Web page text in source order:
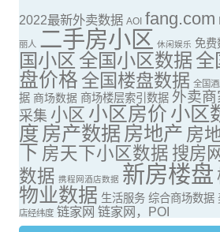
2022最新外卖数据 AOI fang.com
丽人 二手房小区 休闲娱乐 免费
国小区 全国小区数据全
盘价格 全国楼盘数据 全国
据 商场数据 商场楼层索引数据 外卖
采集 小区 小区房价 小区
度 房产数据 房地产 房
下 房天下小区数据 搜房
数据 携程网酒店数据 新房楼盘
物业数据 生活服务 综合商场数据
店经纬度 链家网 链家网，POI